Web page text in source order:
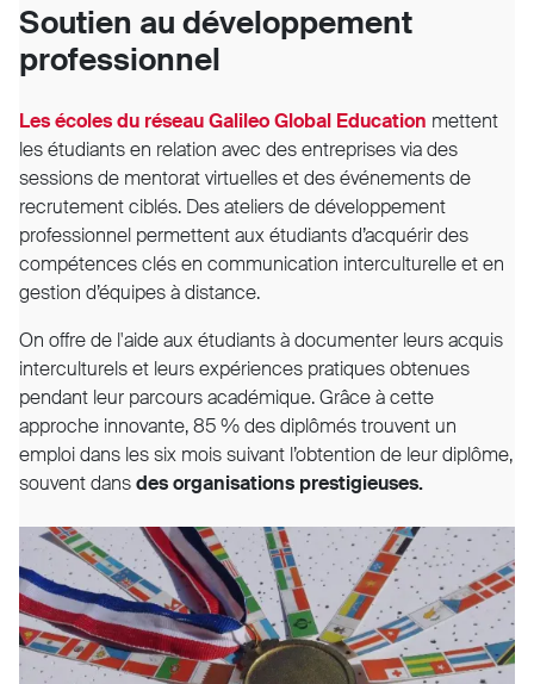
Soutien au développement
professionnel
Les écoles du réseau Galileo Global Education mettent
les étudiants en relation avec des entreprises via des
sessions de mentorat virtuelles et des événements de
recrutement ciblés. Des ateliers de développement
professionnel permettent aux étudiants d’acquérir des
compétences clés en communication interculturelle et en
gestion d’équipes à distance.
On offre de l'aide aux étudiants à documenter leurs acquis
interculturels et leurs expériences pratiques obtenues
pendant leur parcours académique. Grâce à cette
approche innovante, 85 % des diplômés trouvent un
emploi dans les six mois suivant l’obtention de leur diplôme,
souvent dansdes organisations prestigieuses.